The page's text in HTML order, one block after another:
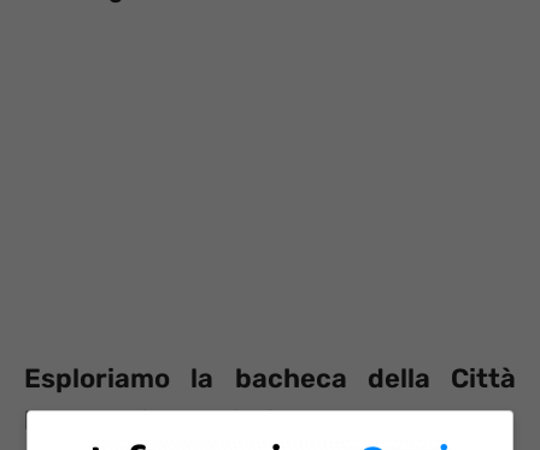
Esploriamo la bacheca della Città
Metropolitana di Milano